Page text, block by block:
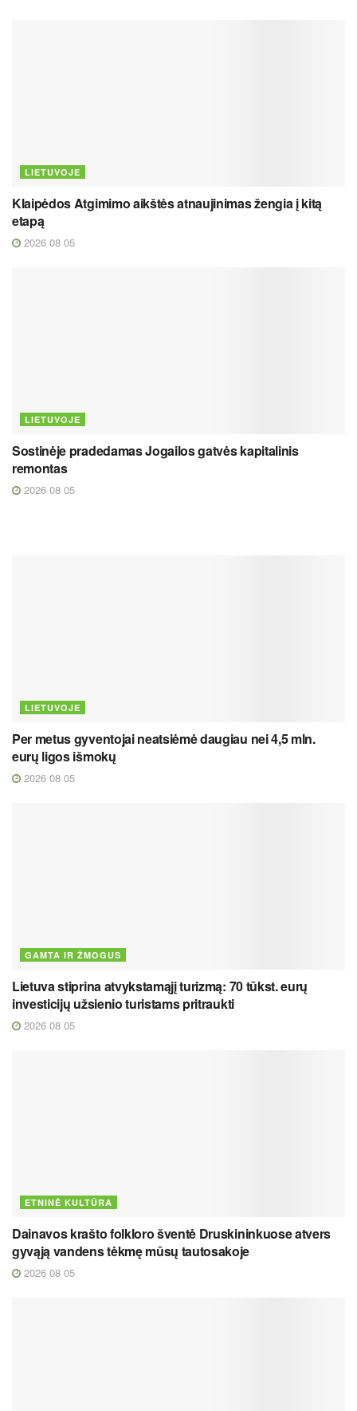
LIETUVOJE
Klaipėdos Atgimimo aikštės atnaujinimas žengia į kitą
etapą
2026 08 05
LIETUVOJE
Sostinėje pradedamas Jogailos gatvės kapitalinis
remontas
2026 08 05
LIETUVOJE
Per metus gyventojai neatsiėmė daugiau nei 4,5 mln.
eurų ligos išmokų
2026 08 05
GAMTA IR ŽMOGUS
Lietuva stiprina atvykstamąjį turizmą: 70 tūkst. eurų
investicijų užsienio turistams pritraukti
2026 08 05
ETNINĖ KULTŪRA
Dainavos krašto folkloro šventė Druskininkuose atvers
gyvąją vandens tėkmę mūsų tautosakoje
2026 08 05